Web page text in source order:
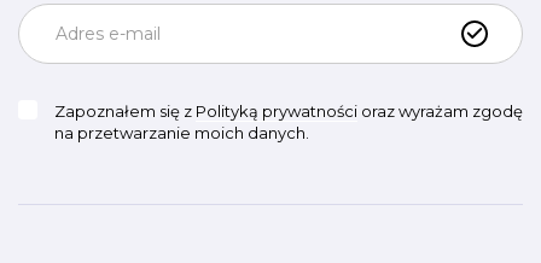
Zapoznałem się z Polityką prywatności oraz wyrażam zgodę
na przetwarzanie moich danych.